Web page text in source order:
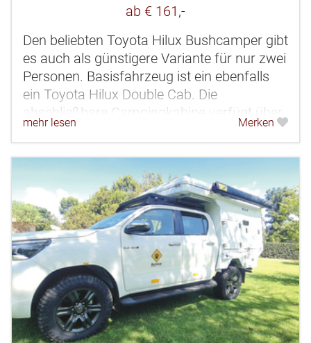
ab € 161,-
Den beliebten Toyota Hilux Bushcamper gibt
es auch als günstigere Variante für nur zwei
Personen. Basisfahrzeug ist ein ebenfalls
ein Toyota Hilux Double Cab. Die
abschließbare Campingkabine verfügt über
eine Hecktür, durch die der...
mehr lesen Merken